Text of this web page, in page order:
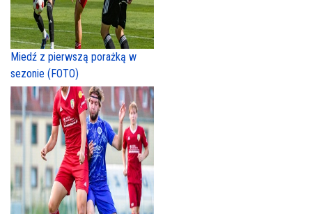
Miedź z pierwszą porażką w
sezonie (FOTO)